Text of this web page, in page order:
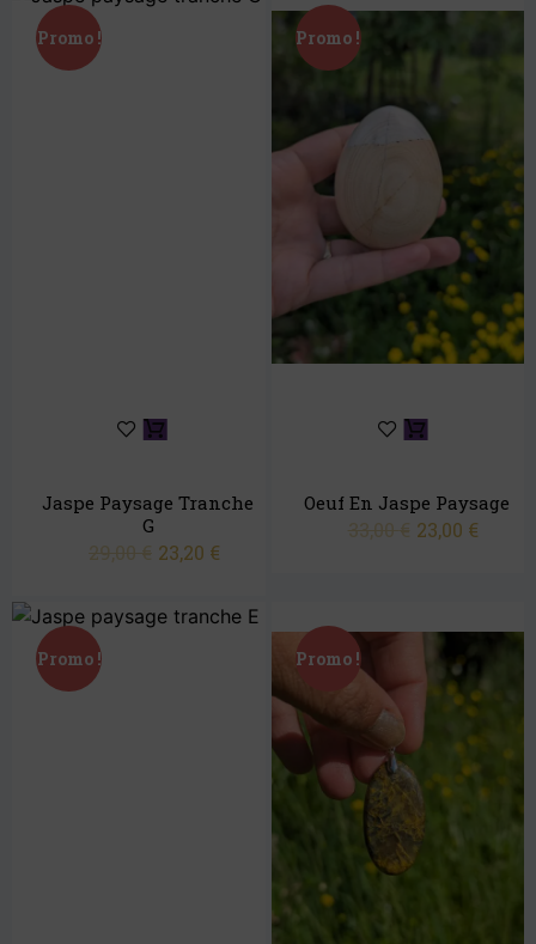
Promo !
Jaspe Paysage Tranche
G
29,00€ 23,20 €
Promo !
Oeuf En Jaspe Paysage
33,00€ 23,00 €
Promo ! Promo !